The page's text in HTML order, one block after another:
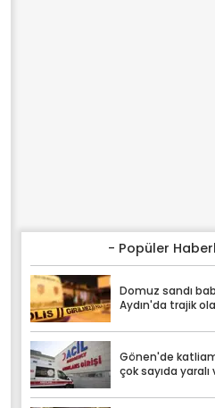
- Popüler
Domuz sandı
Aydın'da trajik
Gönen'de
çok sayıda yaralı